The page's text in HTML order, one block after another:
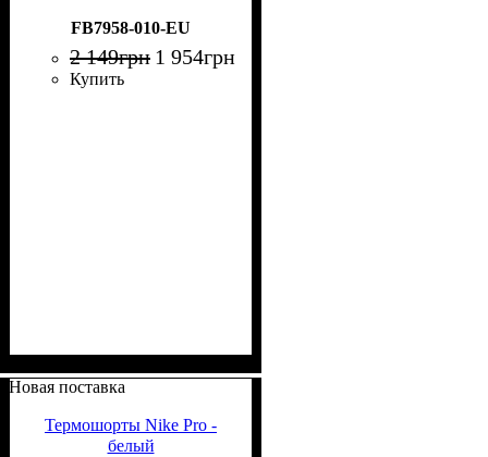
FB7958-010-EU
2 149грн 1 954грн
Купить
Новая поставка
Термошорты Nike Pro -
белый